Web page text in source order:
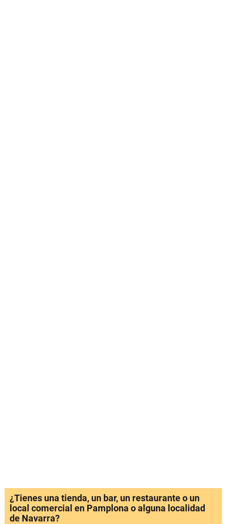
¿Tienes una tienda, un bar, un restaurante o un
local comercial en Pamplona o alguna localidad
de Navarra?